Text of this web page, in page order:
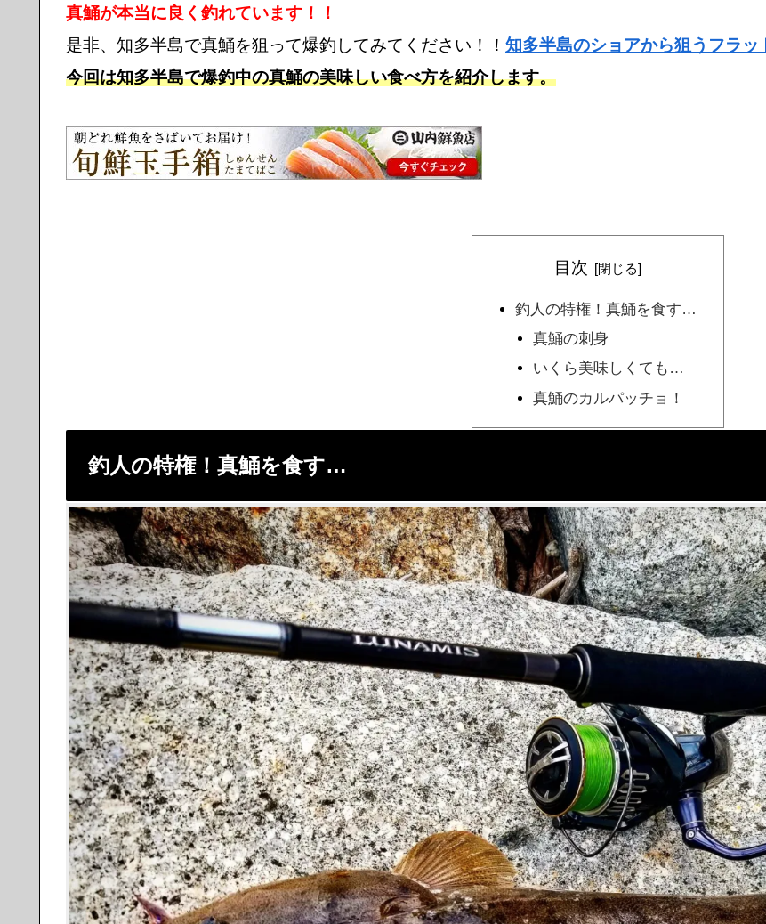
真鯒が本当に良く釣れています！！
是非、知多半島で真鯒を狙って爆釣してみてください！！ 知多半島のショアから狙うフラッ
今回は知多半島で爆釣中の真鯒の美味しい食べ方を紹介します。
目次
釣人の特権！真鯒を食す…
真鯒の刺身
いくら美味しくても…
真鯒のカルパッチョ！
釣人の特権！真鯒を食す…